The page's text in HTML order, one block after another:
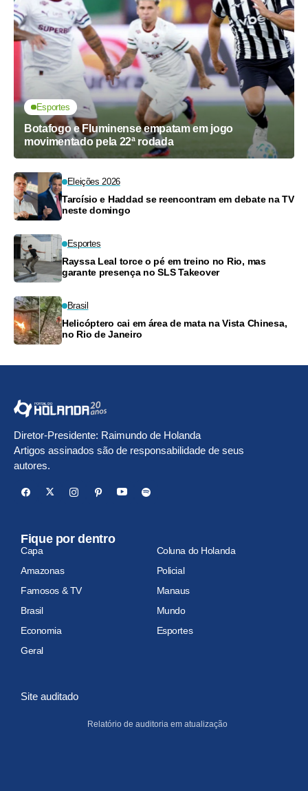
Esportes
Botafogo e Fluminense empatam em jogo
movimentado pela 22ª rodada
Eleições 2026
Tarcísio e Haddad se reencontram em debate na TV
neste domingo
Esportes
Rayssa Leal torce o pé em treino no Rio, mas
garante presença no SLS Takeover
Brasil
Helicóptero cai em área de mata na Vista Chinesa,
no Rio de Janeiro
Diretor-Presidente: Raimundo de Holanda
Artigos assinados são de responsabilidade de seus
autores.
Fique por dentro
Capa
Coluna do Holanda
Amazonas
Policial
Famosos & TV
Manaus
Brasil
Mundo
Economia
Esportes
Geral
Site auditado
Relatório de auditoria em atualização